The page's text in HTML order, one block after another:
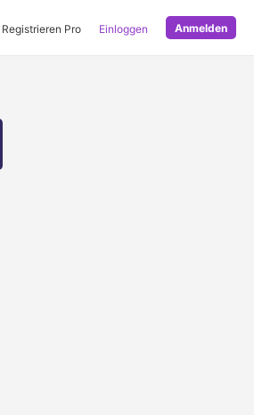
Registrieren Pro Einloggen Anmelden